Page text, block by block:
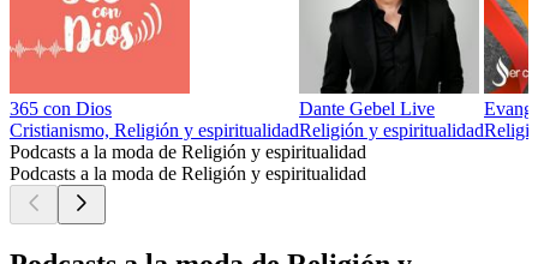
365 con Dios
Cristianismo, Religión y espiritualidad
Dante Gebel Live
Religión y espiritualidad
Podcasts a la moda de Religión y espiritualidad
Podcasts a la moda de Religión y espiritualidad